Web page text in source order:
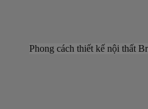
Phong cách thiết kế nội thất